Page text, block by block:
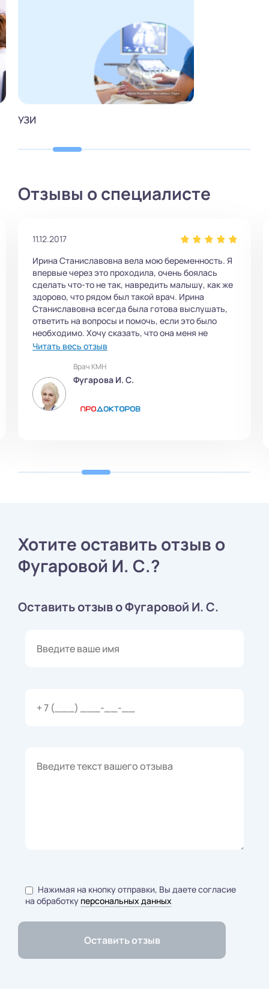
УЗИ
Отзывы о специалисте
11.12.2017
Ирина Станиславовна вела мою беременность. Я
впервые через это проходила, очень боялась
сделать что-то не так, навредить малышу, как же
здорово, что рядом был такой врач. Ирина
Станиславовна всегда была готова выслушать,
ответить на вопросы и помочь, если это было
необходимо. Хочу сказать, что она меня не
пичкала лекарствами, только когда отклонения
просто наблюдала, смотрела анализы​ и УЗИ​,
контролировала ситуацию и меня держала в
курсе. Я ей очень признательна, с пониманием и
терпением отнеслась и помогла выносить
Читать весь отзыв
Врач КМН
Фугарова И. С.
Хотите оставить отзыв о
Фугаровой И. С.?
Оставить отзыв о Фугаровой И. С.
Нажимая на кнопку отправки, Вы даете согласие
на обработку персональных данных